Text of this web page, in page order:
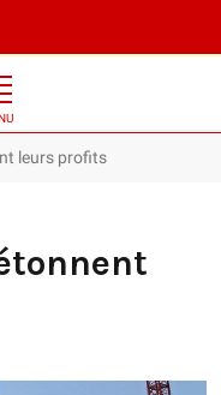
leurs profits